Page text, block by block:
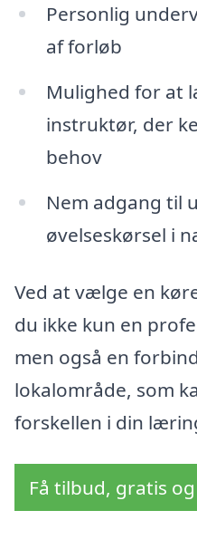
Personlig
af forløb
Mulighed for at
instruktør, der
behov
Nem adgang til
øvelseskørsel i
Ved at vælge en
du ikke kun en
men også en
lokalområde, som
forskellen i din
Få tilbud, gratis